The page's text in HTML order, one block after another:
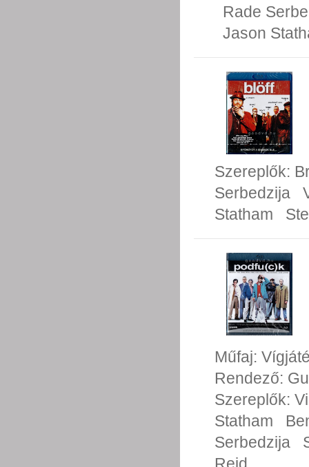
Rade
Jason
Szereplők:
Serbedzija
Statham
Műfaj:
Rendező:
Szereplők:
Statham
Serbedzija